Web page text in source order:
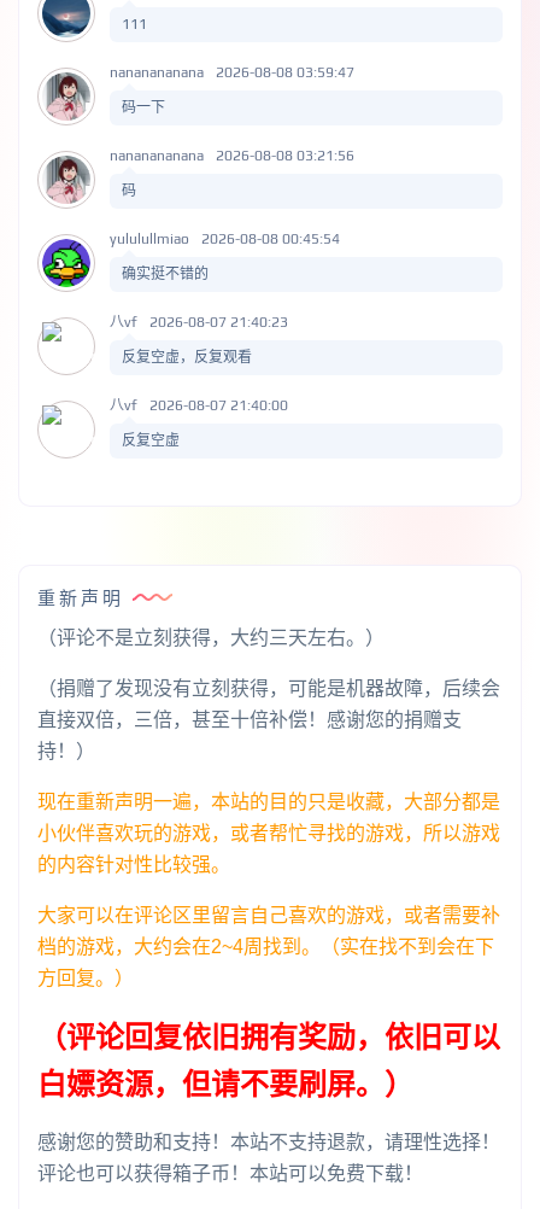
111
nananananana 2026-08-08 03:59:47
码一下
nananananana 2026-08-08 03:21:56
码
yululullmiao 2026-08-08 00:45:54
确实挺不错的
八vf 2026-08-07 21:40:23
反复空虚，反复观看
八vf 2026-08-07 21:40:00
反复空虚
重新声明
（评论不是立刻获得，大约三天左右。）
（捐赠了发现没有立刻获得，可能是机器故障，后续会
直接双倍，三倍，甚至十倍补偿！感谢您的捐赠支
持！）
现在重新声明一遍，本站的目的只是收藏，大部分都是
小伙伴喜欢玩的游戏，或者帮忙寻找的游戏，所以游戏
的内容针对性比较强。
大家可以在评论区里留言自己喜欢的游戏，或者需要补
档的游戏，大约会在2~4周找到。（实在找不到会在下
方回复。）
（评论回复依旧拥有奖励，依旧可以
白嫖资源，但请不要刷屏。）
感谢您的赞助和支持！本站不支持退款，请理性选择！
评论也可以获得箱子币！本站可以免费下载！